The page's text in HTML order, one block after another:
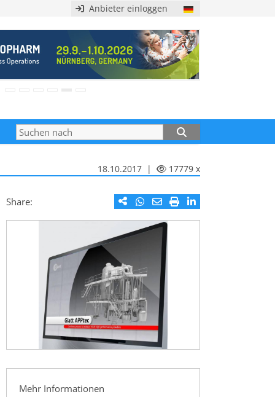
Anbieter einloggen
18.10.2017 | 17779 x
Share:
Mehr Informationen